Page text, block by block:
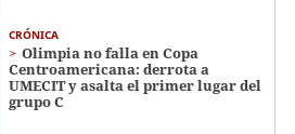
CRÓNICA
Olimpia no falla en Copa
Centroamericana: derrota a
UMECIT y asalta el primer lugar del
grupo C